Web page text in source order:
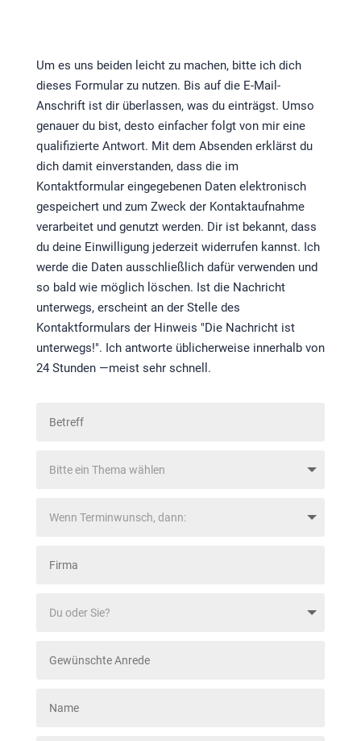
Um es uns beiden leicht zu machen, bitte ich dich
dieses Formular zu nutzen. Bis auf die E-Mail-
Anschrift ist dir überlassen, was du einträgst. Umso
genauer du bist, desto einfacher folgt von mir eine
qualifizierte Antwort. Mit dem Absenden erklärst du
dich damit einverstanden, dass die im
Kontaktformular eingegebenen Daten elektronisch
gespeichert und zum Zweck der Kontaktaufnahme
verarbeitet und genutzt werden. Dir ist bekannt, dass
du deine Einwilligung jederzeit widerrufen kannst. Ich
werde die Daten ausschließlich dafür verwenden und
so bald wie möglich löschen. Ist die Nachricht
unterwegs, erscheint an der Stelle des
Kontaktformulars der Hinweis "Die Nachricht ist
unterwegs!". Ich antworte üblicherweise innerhalb von
24 Stunden —meist sehr schnell.